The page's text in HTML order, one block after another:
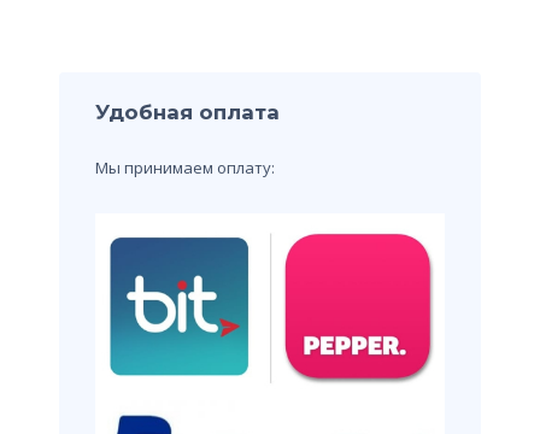
Удобная оплата
Мы принимаем оплату: